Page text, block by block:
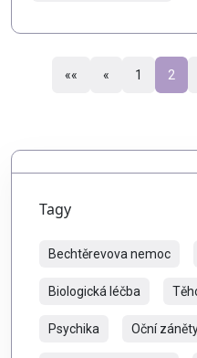
«« « 1 2
Tagy
Bechtěrevova nemoc
Biologická léčba
Psychika Oční